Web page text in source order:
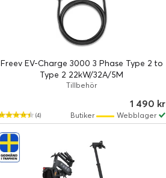
Freev EV-Charge 3000 3 Phase Type 2 to
Type 2 22kW/32A/5M
Tillbehör
(4)
1 490 kr
Webblager
Butiker